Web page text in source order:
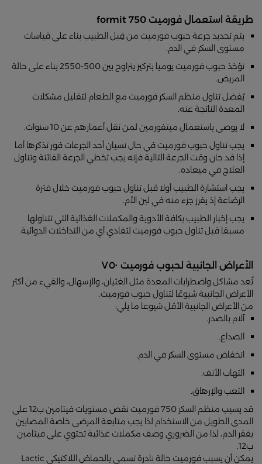
طريقة استعمال فورميت formit 750
يتم تحديد جرعة حبوب فورميت من قِبل الطبيب بناء على قياسات
مستوى السكر في الدم.
تؤخذ حبوب فورميت يوميا بتركيز يتراوح بين 500-2550 بناء على حالة
المريض.
يُفضل تناول منظم السكر فورميت مع الطعام لتقليل مشكلات
المعدة الناتجة عنه.
لا يوصى باستعمال ميتفورمين لمن تقل أعمارهم عن 10 سنوات.
يجب تناول حبوب فورميت في حال نسيان أحد الجرعات فور تذكرها أما
إذا قد حان وقت الجرعة التالية فإنه يجب تخطي الجرعة الفائتة وتناول
العلاج في ميعاده.
يجب استشارة الطبيب أولا قبل تناول حبوب فورميت خلال فترة
الرضاعة إذ يفرز جزء منه في لبن الأم.
يجب إخبار الطبيب بكافة الأدوية والمكملات الغذائية التي تتناولها
مسبقا قبل تناول حبوب فورميت لتفادي أي من التداخلات الدوائية.
الأعراض الجانبية لحبوب فورميت ٧٥٠
تُعد مشاكل واضطرابات المعدة مثل الغثيان، والإسهال، والقيء من أكثر
الأعراض الجانبية شيوعًا لتناول حبوب فورميت.
من الأعراض الجانبية الأقل شيوعا ما يلي:
آلام بالصدر.
الصداع.
انخفاض مستوى السكر في الدم.
التهاب الأنف.
التعب والإرهاق.
قد يسبب منظم السكر 750 فورميت نقص مستويات فيتامين ب12 على
المدى الطويل من الاستخدام لذا يجب متابعة المرضى خاصة المصابين
بفقر الدم، لذا من الضروري وصف مكملات غذائية تحتوي على فيتامين
ب12.
يمكن أن يسبب فورميت حالة نادرة تسمى بالحماض اللاكتيكي Lactic